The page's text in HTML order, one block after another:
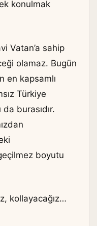
konulmak
Vatan’a sahip
olamaz. Bugün
en kapsamlı
Türkiye
burasıdır.
boyutu
kollayacağız…